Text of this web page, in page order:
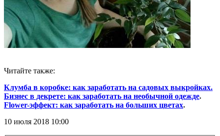
Читайте также:
Клумба в коробке: как заработать на садовых выкройках.
Бизнес в декрете: как заработать на необычной одежде.
Flower-эффект: как заработать на больших цветах.
10 июля 2018 10:00